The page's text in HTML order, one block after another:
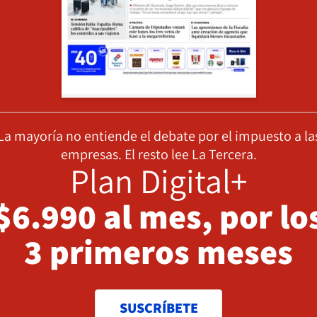
mayoría no entiende el debate por el impuesto a
empresas. El resto lee La Tercera.
Plan Digital+
al mes, por
3 primeros meses
SUSCRÍBETE